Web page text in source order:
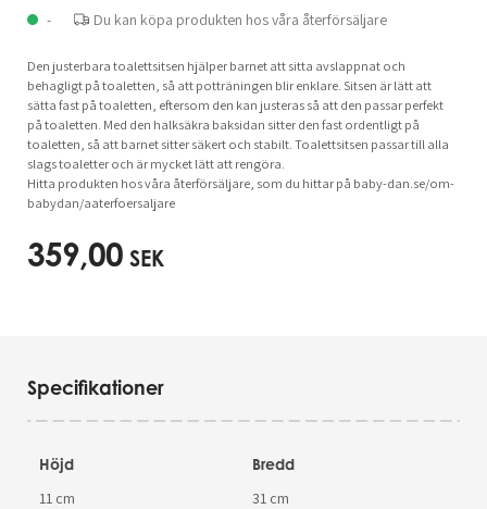
- Du kan köpa produkten hos våra återförsäljare
Den justerbara toalettsitsen hjälper barnet att sitta avslappnat och
behagligt på toaletten, så att potträningen blir enklare. Sitsen är lätt att
sätta fast på toaletten, eftersom den kan justeras så att den passar perfekt
på toaletten. Med den halksäkra baksidan sitter den fast ordentligt på
toaletten, så att barnet sitter säkert och stabilt. Toalettsitsen passar till alla
slags toaletter och är mycket lätt att rengöra.
Hitta produkten hos våra återförsäljare, som du hittar på baby-dan.se/om-
babydan/aaterfoersaljare
359,00 SEK
Specifikationer
Höjd
11 cm
Bredd
31 cm